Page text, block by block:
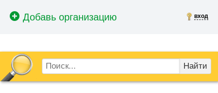
вход
Найти